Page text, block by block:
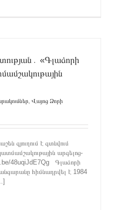
«Գլաձորի
, Վայոց Ձորի
գյուղում է գտնվում
արգելոց-
48uqiJdE7Qg Գլաձորի
հիմնադրվել է 1984